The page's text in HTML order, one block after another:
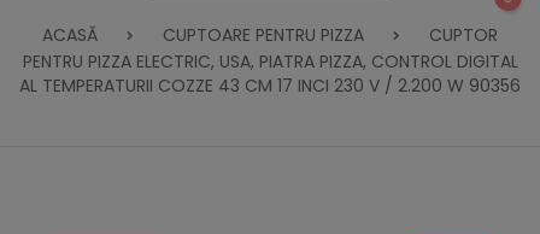
ACASĂ
CUPTOARE PENTRU PIZZA
CUPTOR
PENTRU PIZZA ELECTRIC, USA, PIATRA PIZZA, CONTROL DIGITAL
AL TEMPERATURII COZZE 43 CM 17 INCI 230 V / 2.200 W 90356